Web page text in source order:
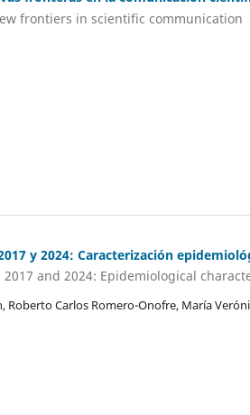
frontiers in scientific communication
y 2024: Caracterización
and 2024: Epidemiological
Roberto Carlos Romero-Onofre, María